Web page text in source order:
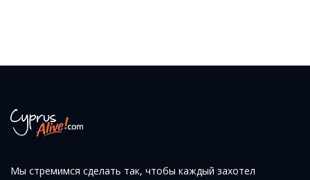
Мы стремимся сделать так, чтобы каждый захотел